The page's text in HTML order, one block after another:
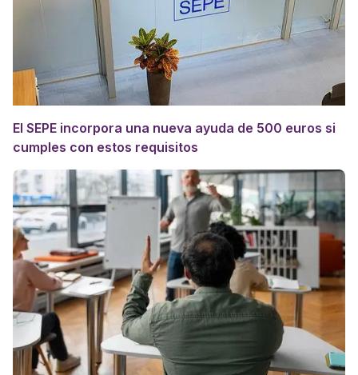
El SEPE incorpora una nueva ayuda de 500 euros si
cumples con estos requisitos